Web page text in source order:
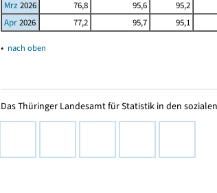
Mrz2026 76,8 95,6 95,2
Apr2026 77,2 95,7 95,1
▴ nach oben
Das Thüringer Landesamt für Statistik in den